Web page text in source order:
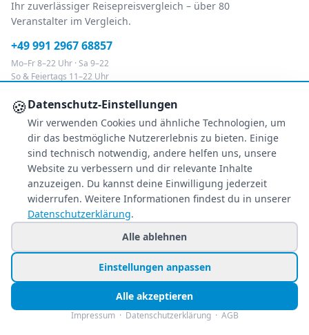
Ihr zuverlässiger Reisepreisvergleich – über 80
Veranstalter im Vergleich.
+49 991 2967 68857
Mo–Fr 8–22 Uhr · Sa 9–22
So & Feiertags 11–22 Uhr
NEWSLETTER
Exklusive Reiseschnäppchen direkt in Ihr
Postfach – kostenlos & jederzeit
abbestellbar.
Jetzt personalisiert anmelden
Nur Angebote, die zu Ihren Wünschen passen.
FOLGE UNS
Instagram TikTok
🍪Datenschutz-Einstellungen
Wir verwenden Cookies und ähnliche Technologien, um
dir das bestmögliche Nutzererlebnis zu bieten. Einige
sind technisch notwendig, andere helfen uns, unsere
Website zu verbessern und dir relevante Inhalte
anzuzeigen. Du kannst deine Einwilligung jederzeit
widerrufen. Weitere Informationen findest du in unserer
Datenschutzerklärung.
Alle ablehnen
Einstellungen anpassen
Alle akzeptieren
Impressum· Datenschutzerklärung· AGB